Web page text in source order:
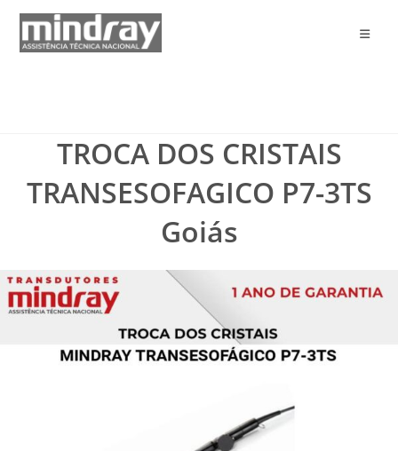
TROCA DOS CRISTAIS
TRANSESOFAGICO P7-3TS
Goiás